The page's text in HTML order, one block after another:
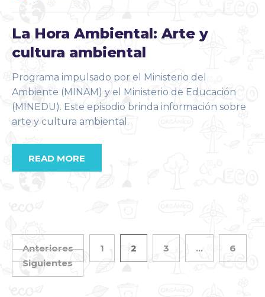
La Hora Ambiental: Arte y
cultura ambiental
Programa impulsado por el Ministerio del
Ambiente (MINAM) y el Ministerio de Educación
(MINEDU). Este episodio brinda información sobre
arte y cultura ambiental.
READ MORE
Anteriores 1 2 3 …
6
Siguientes